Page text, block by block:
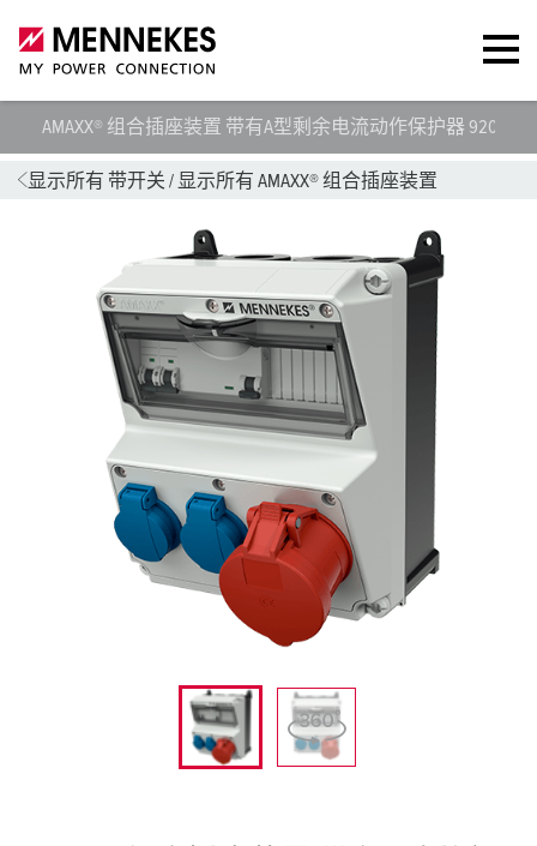
AMAXX® 组合插座装置 带有A型剩余电流动作保护器 920013
显示所有 带开关 / 显示所有 AMAXX® 组合插座装置